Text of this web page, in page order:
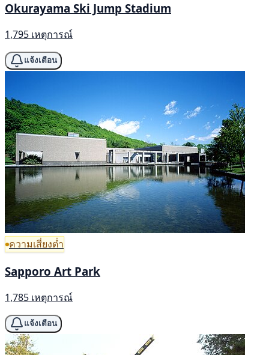
Okurayama Ski Jump Stadium
1,795 เหตุการณ์
แจ้งเตือน
ความเสี่ยงต่ำ
Sapporo Art Park
1,785 เหตุการณ์
แจ้งเตือน